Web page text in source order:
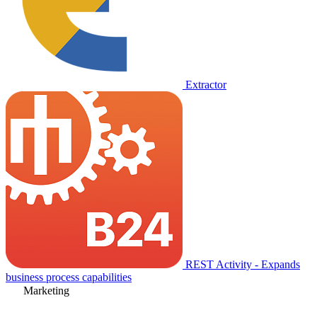
Extractor
REST Activity - Expands
business process capabilities
Marketing